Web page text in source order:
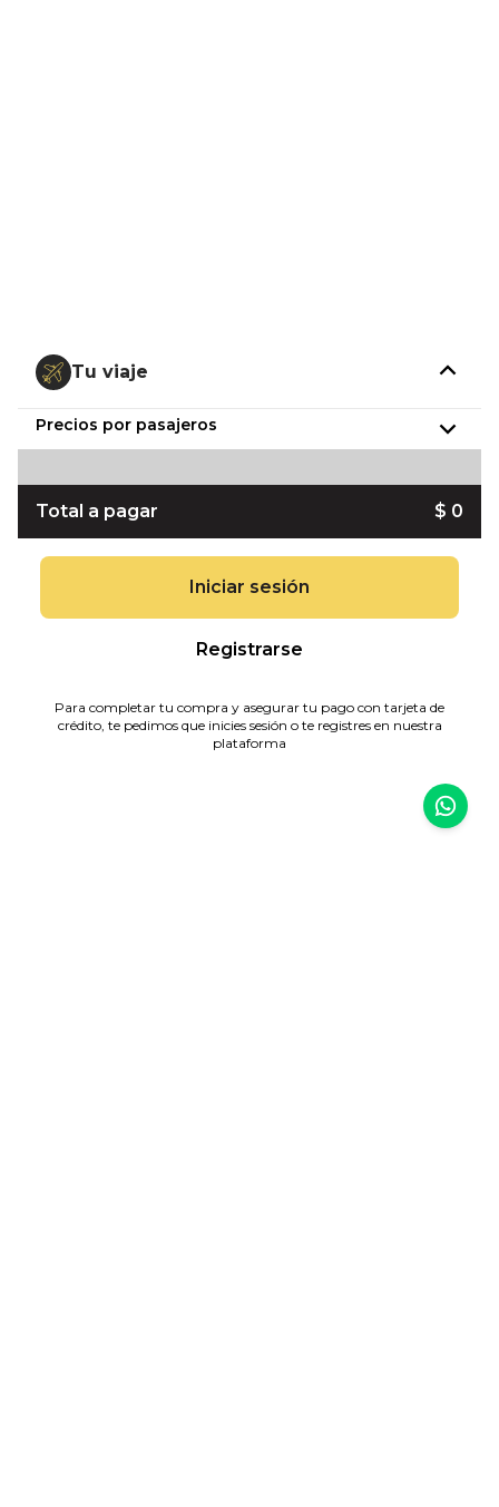
Tu viaje
Precios por pasajeros
Total a pagar $ 0
Iniciar sesión
Registrarse
Para completar tu compra y asegurar tu pago con tarjeta de
crédito, te pedimos que inicies sesión o te registres en nuestra
plataforma